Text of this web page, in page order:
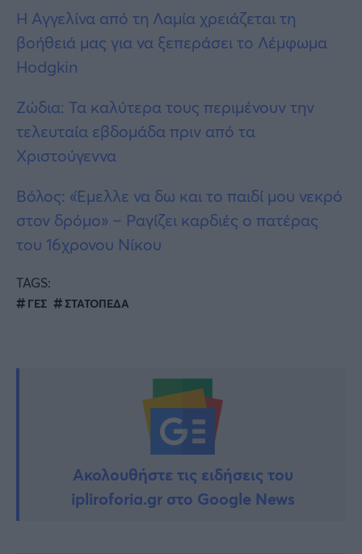
H Αγγελίνα από τη Λαμία χρειάζεται τη
βοήθειά μας για να ξεπεράσει το Λέμφωμα
Hodgkin
Ζώδια: Τα καλύτερα τους περιμένουν την
τελευταία εβδομάδα πριν από τα
Χριστούγεννα
Βόλος: «Έμελλε να δω και το παιδί μου νεκρό
στον δρόμο» – Ραγίζει καρδιές ο πατέρας
του 16χρονου Νίκου
TAGS:
ΓΕΣ ΣΤΑΤΟΠΕΔΑ
Ακολουθήστε τις ειδήσεις του
ipliroforia.gr στο Google News